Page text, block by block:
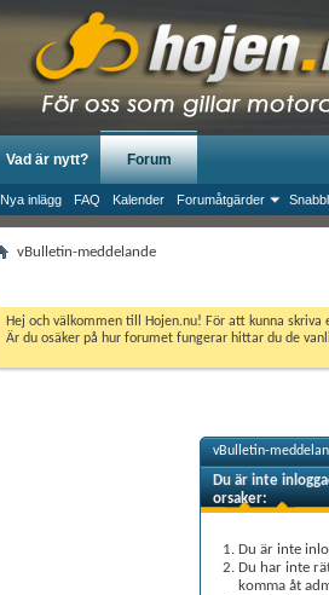
Vad är nytt? Forum
Nya inlägg FAQ Kalender Forumåtgärder
vBulletin-meddelande
Hej och välkommen till Hojen.nu! För att kunna
Är du osäker på hur forumet fungerar hittar du de
vBulletin-
Du är inte
orsaker:
Du är inte
Du har inte
komma åt